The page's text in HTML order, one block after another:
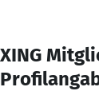
XING